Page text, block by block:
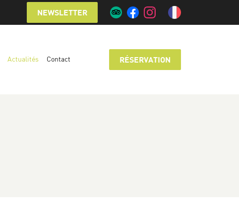
NEWSLETTER
Actualités Contact RÉSERVATION